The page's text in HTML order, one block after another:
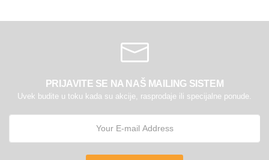
PRIJAVITE SE NA NAŠ MAILING SISTEM
Uvek budite u toku kada su akcije, rasprodaje ili specijalne ponude.